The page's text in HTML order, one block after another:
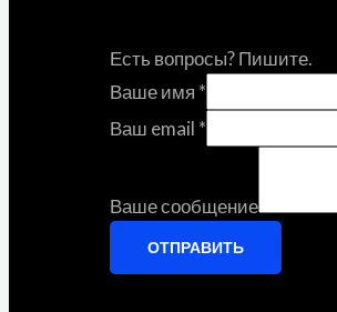
Есть вопросы? Пишите.
Ваше имя *
Ваш email *
Ваше сообщение
ОТПРАВИТЬ